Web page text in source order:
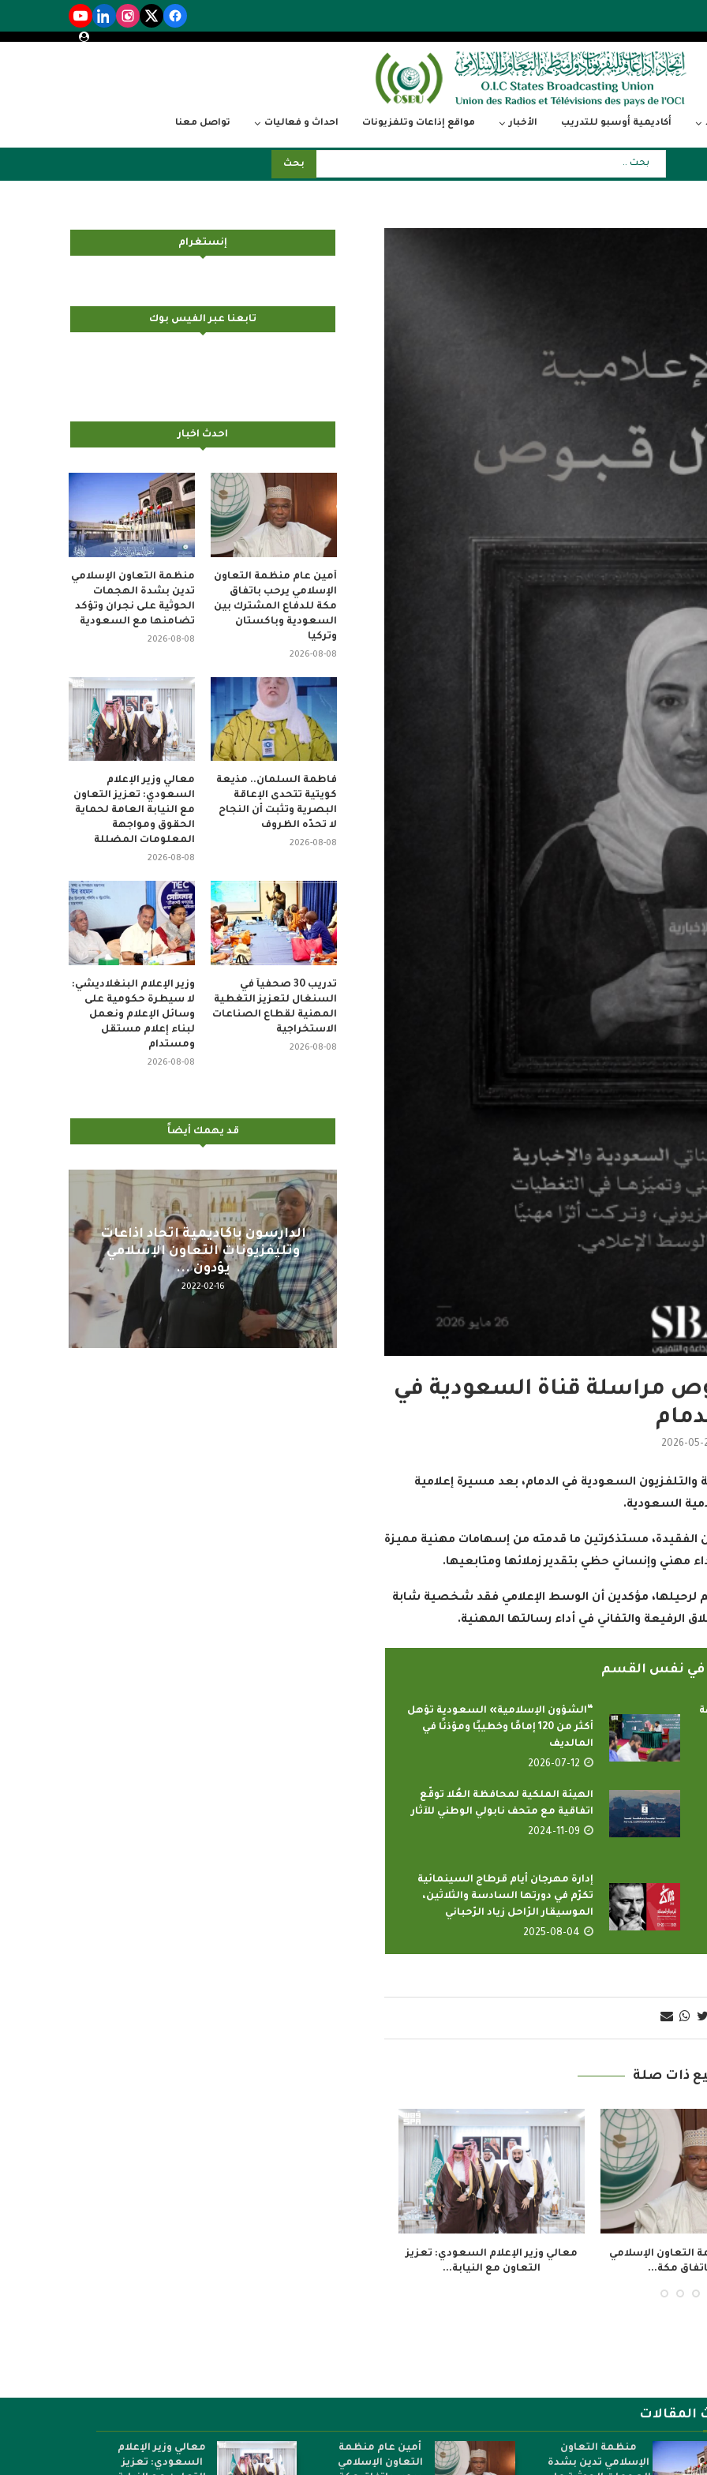
أكاديمية أوسبو للتدريب الأخبار مواقع إذاعات وتلفزيونات احداث و فعاليات تواصل معنا
بحث
مراسلة قناة السعودية في
2026-05-
والتلفزيون السعودية في الدمام، بعد مسيرة إعلامية
السعودية.
الفقيدة، مستذكرتين ما قدمته من إسهامات مهنية مميزة
مهني وإنساني حظي بتقدير زملائها ومتابعيها.
لرحيلها، مؤكدين أن الوسط الإعلامي فقد شخصية شابة
الرفيعة والتفاني في أداء رسالتها المهنية.
في نفس القسم
“الشؤون الإسلامية» السعودية تؤهل
أكثر من 120 إمامًا وخطيبًا ومؤذنًا في
المالديف
2026-07-12
الهيئة الملكية لمحافظة العُلا توقّع
اتفاقية مع متحف نابولي الوطني للآثار
2024-11-09
إدارة مهرجان أيام قرطاج السينمائية
تكرّم في دورتها السادسة والثلاثين،
الموسيقار الرّاحل زياد الرّحباني
2025-08-04
ذات صلة
لا سيطرة
على وسائل...
تدريب 30 صحفياً في السنغال لتعزيز
التغطية المهنية...
إنستغرام
تابعنا عبر الفيس بوك
احدث اخبار
منظمة التعاون الإسلامي
تدين بشدة الهجمات
الحوثية على نجران وتؤكد
تضامنها مع السعودية
2026-08-08
أمين عام منظمة التعاون
الإسلامي يرحب باتفاق
مكة للدفاع المشترك بين
السعودية وباكستان
وتركيا
2026-08-08
معالي وزير الإعلام
السعودي: تعزيز التعاون
مع النيابة العامة لحماية
الحقوق ومواجهة
المعلومات المضللة
2026-08-08
فاطمة السلمان.. مذيعة
كويتية تتحدى الإعاقة
البصرية وتثبت أن النجاح
لا تحدّه الظروف
2026-08-08
وزير الإعلام البنغلاديشي:
لا سيطرة حكومية على
وسائل الإعلام ونعمل
لبناء إعلام مستقل
ومستدام
2026-08-08
تدريب 30 صحفياً في
السنغال لتعزيز التغطية
المهنية لقطاع الصناعات
الاستخراجية
2026-08-08
قد يهمك أيضاً
الإسلامي
اليوم : المشاركة بالاجتماع
التحضيري لمنظمي قمة اسيا...
2022-04-12
المقالات
منظمة التعاون
الإسلامي تدين بشدة
أمين عام منظمة
التعاون الإسلامي
معالي وزير الإعلام
السعودي: تعزيز